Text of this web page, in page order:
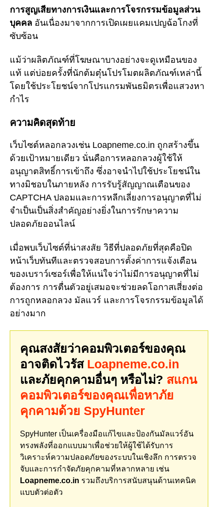
การสูญเสียทางการเงินและการโจรกรรมข้อมูลส่วน
บุคคล อันเนื่องมาจากการเปิดเผยแคมเปญฉ้อโกงที่
ซับซ้อน
แม้ว่าผลิตภัณฑ์ที่โฆษณาบางอย่างจะดูเหมือนของ
แท้ แต่บ่อยครั้งที่นักต้มตุ๋นโปรโมตผลิตภัณฑ์เหล่านี้
โดยใช้ประโยชน์จากโปรแกรมพันธมิตรเพื่อแสวงหา
กำไร
ความคิดสุดท้าย
เว็บไซต์หลอกลวงเช่น Loapneme.co.in ถูกสร้างขึ้น
ด้วยเป้าหมายเดียว นั่นคือการหลอกลวงผู้ใช้ให้
อนุญาตสิทธิ์การเข้าถึง ซึ่งอาจนำไปใช้ประโยชน์ใน
ทางมิชอบในภายหลัง การรับรู้สัญญาณเตือนของ
CAPTCHA ปลอมและการหลีกเลี่ยงการอนุญาตที่ไม่
จำเป็นเป็นสิ่งสำคัญอย่างยิ่งในการรักษาความ
ปลอดภัยออนไลน์
เมื่อพบเว็บไซต์ที่น่าสงสัย วิธีที่ปลอดภัยที่สุดคือปิด
หน้าเว็บทันทีและตรวจสอบการตั้งค่าการแจ้งเตือน
ของเบราว์เซอร์เพื่อให้แน่ใจว่าไม่มีการอนุญาตที่ไม่
ต้องการ การตื่นตัวอยู่เสมอจะช่วยลดโอกาสเสี่ยงต่อ
การถูกหลอกลวง มัลแวร์ และการโจรกรรมข้อมูลได้
อย่างมาก
คุณสงสัยว่าคอมพิวเตอร์ของคุณ
อาจติดไวรัส Loapneme.co.in
และภัยคุกคามอื่นๆ หรือไม่? สแกน
คอมพิวเตอร์ของคุณเพื่อหาภัย
คุกคามด้วย SpyHunter
SpyHunter เป็นเครื่องมือแก้ไขและป้องกันมัลแวร์อัน
ทรงพลังที่ออกแบบมาเพื่อช่วยให้ผู้ใช้ได้รับการ
วิเคราะห์ความปลอดภัยของระบบในเชิงลึก การตรวจ
จับและการกำจัดภัยคุกคามที่หลากหลาย เช่น
Loapneme.co.in รวมถึงบริการสนับสนุนด้านเทคนิค
แบบตัวต่อตัว